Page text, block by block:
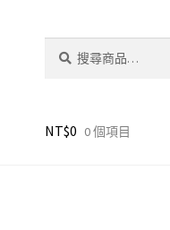
字:
NT$0 0 個項目